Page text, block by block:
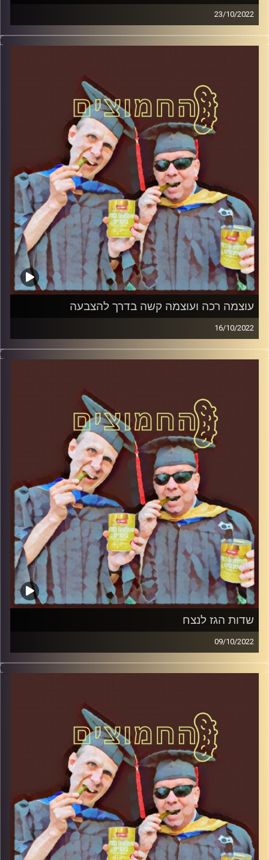
23/10/2022
המערכת הפוליטית על ספת הפסיכולוג, עם פרופסור בועז בן-
דוד ופרופסור גלעד הירשברגר.
עוצמה רכה ועוצמה קשה בדרך להצבעה
16/10/2022
המערכת הפוליטית על ספת הפסיכולוג, עם פרופסור בועז בן-
דוד ופרופסור גלעד הירשברגר.
שדות הגז לנצח
09/10/2022
המערכת הפוליטית על ספת הפסיכולוג, עם פרופסור בועז בן-
דוד ופרופסור גלעד הירשברגר.